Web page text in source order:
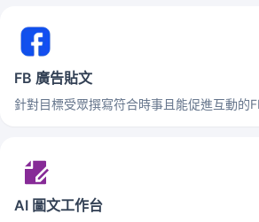
FB 廣告貼文
針對目標受眾撰寫符合時事且能促進互動的
AI 圖文工作台